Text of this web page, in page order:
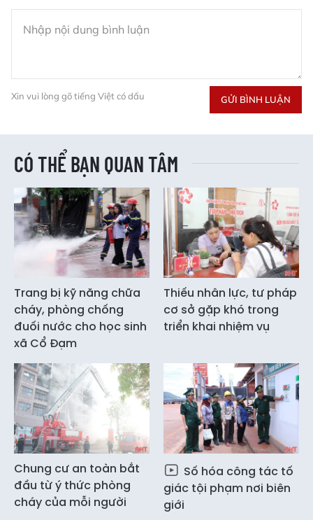
Xin vui lòng gõ tiếng Việt có dấu GỬI BÌNH LUẬN
CÓ THỂ BẠN QUAN TÂM
Trang bị kỹ năng chữa
cháy, phòng chống
đuối nước cho học sinh
xã Cổ Đạm
Thiếu nhân lực, tư pháp
cơ sở gặp khó trong
triển khai nhiệm vụ
Chung cư an toàn bắt
đầu từ ý thức phòng
cháy của mỗi người
Số hóa công tác tố
giác tội phạm nơi biên
giới